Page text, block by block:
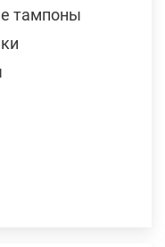
тампоны